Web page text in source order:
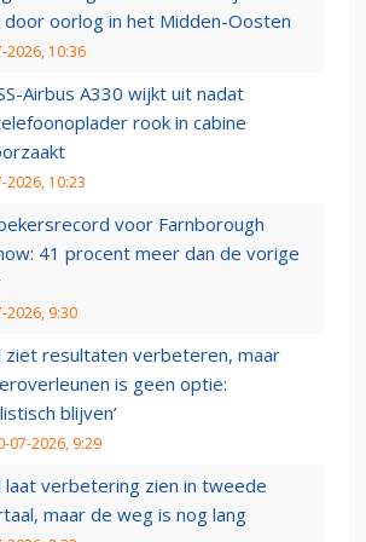
door oorlog in het Midden-Oosten
2026, 10:36
Airbus A330 wijkt uit nadat
rook in cabine
2026, 10:23
voor Farnborough
41 procent meer dan de vorige
2026, 9:30
ziet resultaten verbeteren, maar
is geen optie:
blijven’
07-2026, 9:29
laat verbetering zien in tweede
maar de weg is nog lang